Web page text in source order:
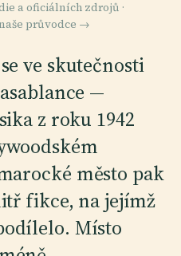
a oficiálních zdrojů ·
průvodce →
ve skutečnosti
—
z roku 1942
město pak
fikce, na jejímž
Místo